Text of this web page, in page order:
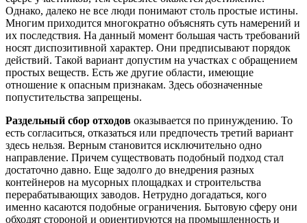
Однако, далеко не все люди понимают столь простые истины.
Многим приходится многократно объяснять суть намерений и
их последствия. На данный момент большая часть требований
носят диспозитивной характер. Они предписывают порядок
действий. Такой вариант допустим на участках с обращением
простых веществ. Есть же другие области, имеющие
отношение к опасным признакам. Здесь обозначенные
попустительства запрещены.
Раздельный сбор отходов оказывается по принуждению. То
есть согласиться, отказаться или предпочесть третий вариант
здесь нельзя. Верным становится исключительно одно
направление. Причем существовать подобный подход стал
достаточно давно. Еще задолго до внедрения разных
контейнеров на мусорных площадках и строительства
перерабатывающих заводов. Нетрудно догадаться, кого
именно касаются подобные ограничения. Бытовую сферу они
обходят стороной и ориентируются на промышленность и